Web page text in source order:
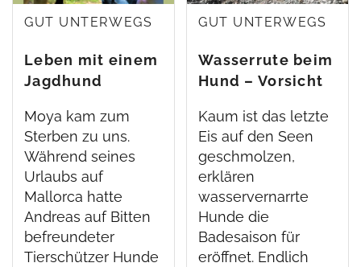
GUT UNTERWEGS
Leben mit einem
Jagdhund
Moya kam zum
Sterben zu uns.
Während seines
Urlaubs auf
Mallorca hatte
Andreas auf Bitten
befreundeter
Tierschützer Hunde
GUT UNTERWEGS
Wasserrute beim
Hund – Vorsicht
Wasser
Kaum ist das letzte
Eis auf den Seen
geschmolzen,
erklären
wasservernarrte
Hunde die
Badesaison für
eröffnet. Endlich